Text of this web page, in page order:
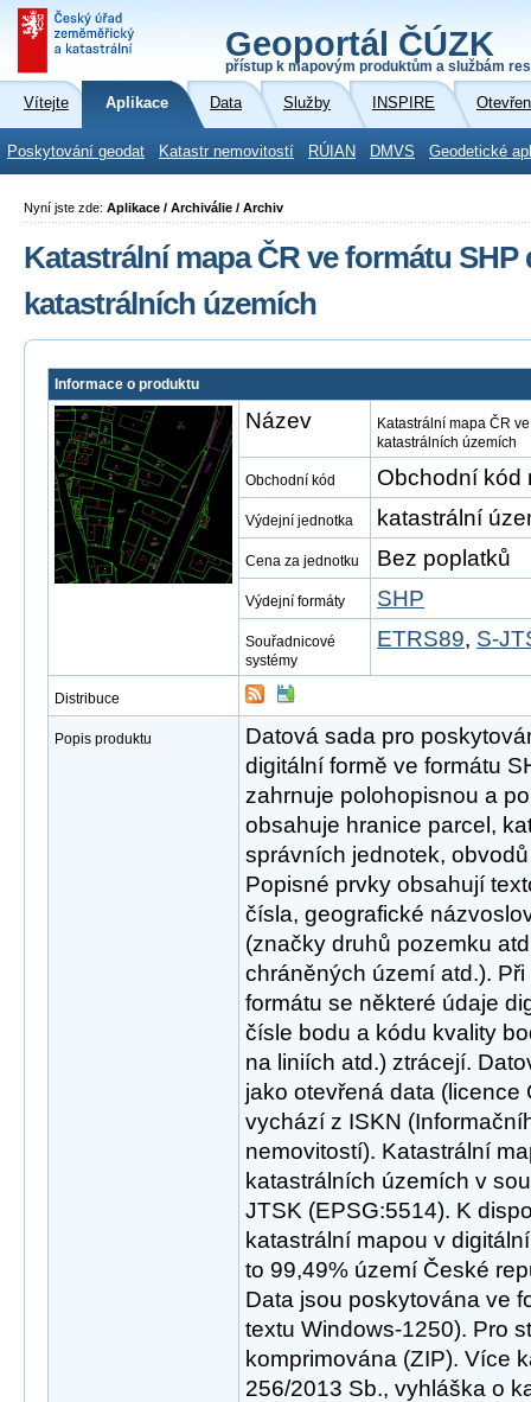
Geoportál ČÚZK
přístup k mapovým produktům a službám
Vítejte Aplikace Data Služby INSPIRE
Poskytování geodat Katastr nemovitostí RÚIAN DMVS Geodetické
Nyní jste zde: Aplikace / Archiválie / Archiv
Katastrální mapa ČR ve formátu
katastrálních územích
Informace o produktu
Název
Katastrální mapa ČR
katastrálních územích
Obchodní kód Obchodní kód
Výdejní jednotka katastrální
Cena za jednotku Bez poplatků
Výdejní formáty SHP
Souřadnicové
systémy
ETRS89, S-
Distribuce
Popis produktu
Datová sada pro
digitální formě ve formátu
zahrnuje polohopisnou a
obsahuje hranice parcel,
správních jednotek,
Popisné prvky obsahují
čísla, geografické
(značky druhů pozemku
chráněných území atd.).
formátu se některé údaje
čísle bodu a kódu kvality
na liniích atd.) ztrácejí.
jako otevřená data (licence
vychází z ISKN
nemovitostí). Katastrální
katastrálních územích v
JTSK (EPSG:5514). K
katastrální mapou v
to 99,49% území České
Data jsou poskytována ve
textu Windows-1250). Pro
komprimována (ZIP). Více
256/2013 Sb., vyhláška o